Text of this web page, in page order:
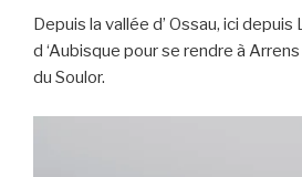
Depuis la vallée d’ Ossau, ici depuis
d ‘Aubisque pour se rendre à
du Soulor.